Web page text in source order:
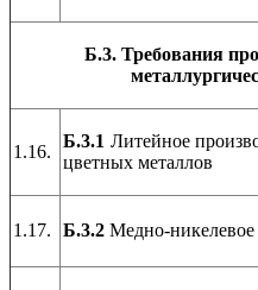
Б.3. Требования
1.16.
Б.3.1 Литейное
цветных металлов
1.17. Б.3.2 Медно-никелевое